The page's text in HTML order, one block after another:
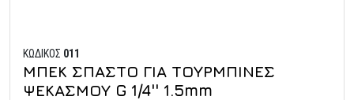
ΚΩΔΙΚΟΣ 011
ΜΠΕΚ ΣΠΑΣΤΟ ΓΙΑ ΤΟΥΡΜΠΙΝΕΣ
ΨΕΚΑΣΜΟΥ G 1/4'' 1.5mm